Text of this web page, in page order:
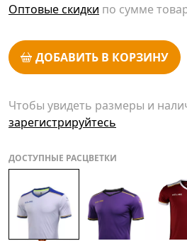
Оптовые скидки по сумме
ДОБАВИТЬ В КОРЗИНУ
Чтобы увидеть размеры и
зарегистрируйтесь
ДОСТУПНЫЕ РАСЦВЕТКИ